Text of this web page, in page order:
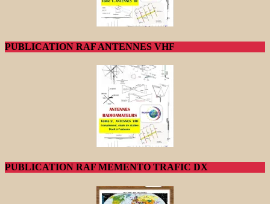
PUBLICATION RAF ANTENNES VHF
PUBLICATION RAF MEMENTO TRAFIC DX